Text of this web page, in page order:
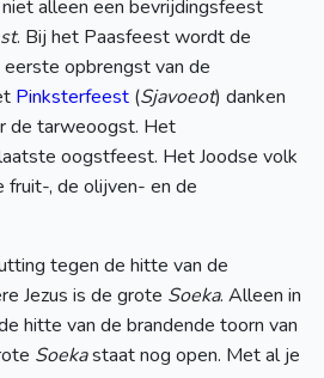
alleen een bevrijdingsfeest
. Bij het Paasfeest wordt de
opbrengst van de
Pinksterfeest (Sjavoeot) danken
de tarweoogst. Het
oogstfeest. Het Joodse volk
fruit-, de olijven- en de
tegen de hitte van de
Jezus is de grote Soeka. Alleen in
hitte van de brandende toorn van
Soekastaat nog open. Met al je